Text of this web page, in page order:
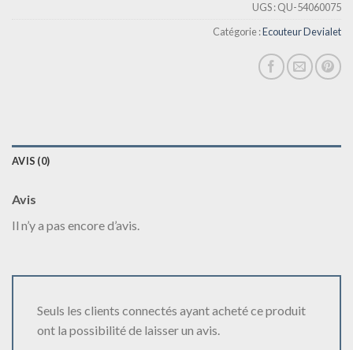
UGS :QU-54060075
Catégorie :Ecouteur Devialet
AVIS (0)
Avis
Il n’y a pas encore d’avis.
Seuls les clients connectés ayant acheté ce produit
ont la possibilité de laisser un avis.